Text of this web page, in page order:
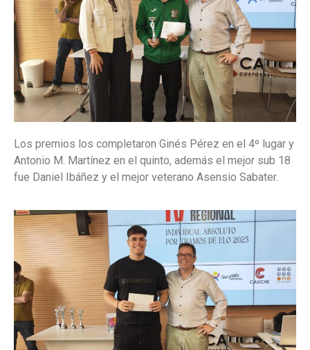
Los premios los completaron Ginés Pérez en el 4º lugar y
Antonio M. Martínez en el quinto, además el mejor sub 18
fue Daniel Ibáñez y el mejor veterano Asensio Sabater.